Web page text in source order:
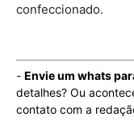
confeccionado.
- Envie um whats
detalhes? Ou
contato com a